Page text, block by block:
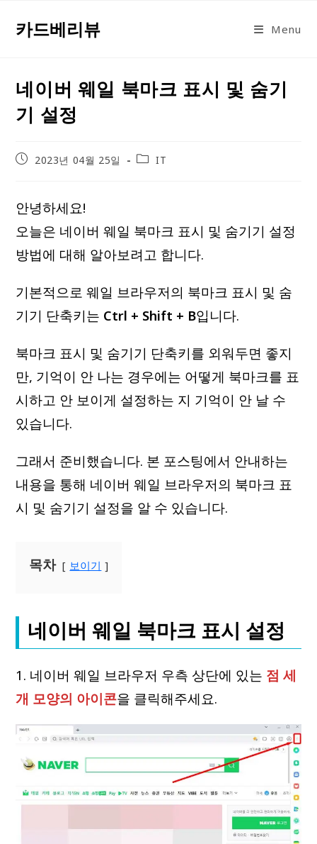
카드베리뷰 Menu
네이버 웨일 북마크 표시 및 숨기
기 설정
Post2023년 04월 25일
PostIT
안녕하세요!
오늘은 네이버 웨일 북마크 표시 및 숨기기 설정
방법에 대해 알아보려고 합니다.
기본적으로 웨일 브라우저의 북마크 표시 및 숨
기기 단축키는 Ctrl + Shift + B입니다.
북마크 표시 및 숨기기 단축키를 외워두면 좋지
만, 기억이 안 나는 경우에는 어떻게 북마크를 표
시하고 안 보이게 설정하는 지 기억이 안 날 수
있습니다.
그래서 준비했습니다. 본 포스팅에서 안내하는
내용을 통해 네이버 웨일 브라우저의 북마크 표
시 및 숨기기 설정을 알 수 있습니다.
목차 보이기
네이버 웨일 북마크 표시 설정
1. 네이버 웨일 브라우저 우측 상단에 있는 점 세
개 모양의 아이콘을 클릭해주세요.